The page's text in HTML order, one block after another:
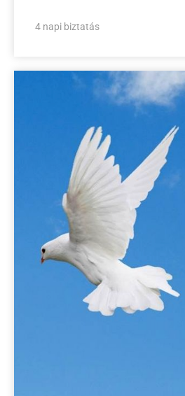
4 napi biztatás